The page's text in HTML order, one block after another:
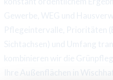
Ihre Außenflächen in